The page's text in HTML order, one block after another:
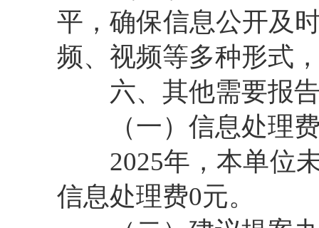
平，确保信息公开及
频、视频等多种形式
六、其他需要报告
（一）信息处理费
2025年，本单位未
信息处理费0元。